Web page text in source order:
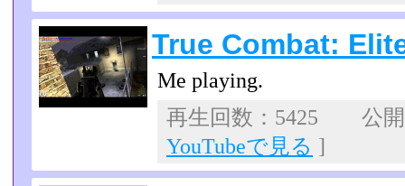
True Combat:
Me playing.
再生回数：5425 公
YouTubeで見る ]